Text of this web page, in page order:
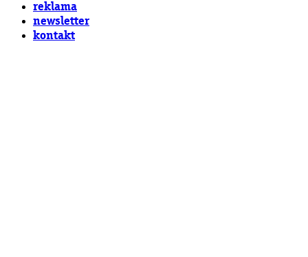
reklama
newsletter
kontakt